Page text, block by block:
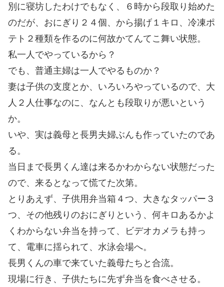
別に寝坊したわけでもなく、６時から段取り始めた
のだが、おにぎり２４個、から揚げ１キロ、冷凍ポ
テト２種類を作るのに何故かてんてこ舞い状態。
私一人でやっているから？
でも、普通主婦は一人でやるものか？
妻は子供の支度とか、いろいろやっているので、大
人２人仕事なのに、なんとも段取りが悪いという
か。
いや、実は義母と長男夫婦ぶんも作っていたのであ
る。
当日まで長男くん達は来るかわからない状態だった
ので、来るとなって慌てた次第。
とりあえず、子供用弁当箱４つ、大きなタッパー３
つ、その他残りのおにぎりという、何キロあるかよ
くわからない弁当を持って、ビデオカメラも持っ
て、電車に揺られて、水泳会場へ。
長男くんの車で来ていた義母たちと合流。
現場に行き、子供たちに先ず弁当を食べさせる。